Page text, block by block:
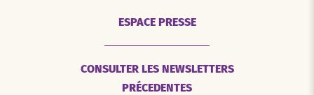
ESPACE PRESSE
CONSULTER LES NEWSLETTERS
PRÉCEDENTES